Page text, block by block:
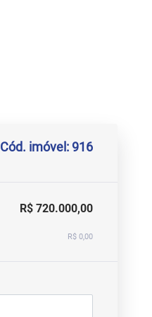
Cód. imóvel: 916
R$ 720.000,00
R$ 0,00